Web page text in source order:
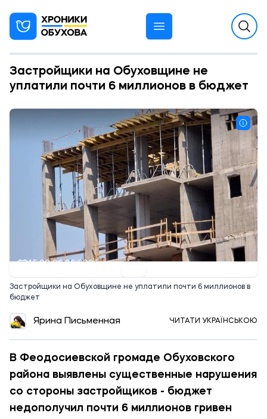
Застройщики на Обуховщине не
уплатили почти 6 миллионов в бюджет
15:00 02.05.2025
Застройщики на Обуховщине не уплатили почти 6 миллионов в
бюджет
Ярина Письменная ЧИТАТИ УКРАЇНСЬКОЮ
В Феодосиевской громаде Обуховского
района выявлены существенные нарушения
со стороны застройщиков - бюджет
недополучил почти 6 миллионов гривен